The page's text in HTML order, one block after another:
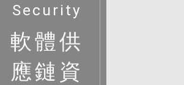
Security
軟體供
應鏈資